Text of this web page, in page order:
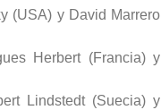
(USA) y David Marrero
Herbert (Francia) y
Lindstedt (Suecia) y